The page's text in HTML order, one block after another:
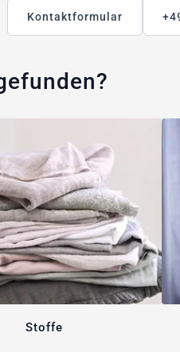
Kontaktformular
Stoffe